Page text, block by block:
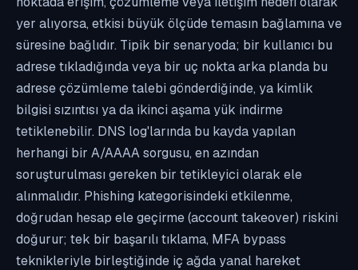
yer alıyorsa, etkisi büyük ölçüde temasın bağlamına ve
süresine bağlıdır. Tipik bir senaryoda; bir kullanıcı bu
adrese tıkladığında veya bir uç nokta arka planda bu
adrese çözümleme talebi gönderdiğinde, ya kimlik
bilgisi sızıntısı ya da ikinci aşama yük indirme
tetiklenebilir. DNS log'larında bu kayda yapılan
herhangi bir A/AAAA sorgusu, en azından
soruşturulması gereken bir tetikleyici olarak ele
alınmalıdır. Phishing kategorisindeki etkilenme,
doğrudan hesap ele geçirme (account takeover) riskini
doğurur; tek bir başarılı tıklama, MFA bypass
teknikleriyle birleştiğinde iç ağda yanal hareket